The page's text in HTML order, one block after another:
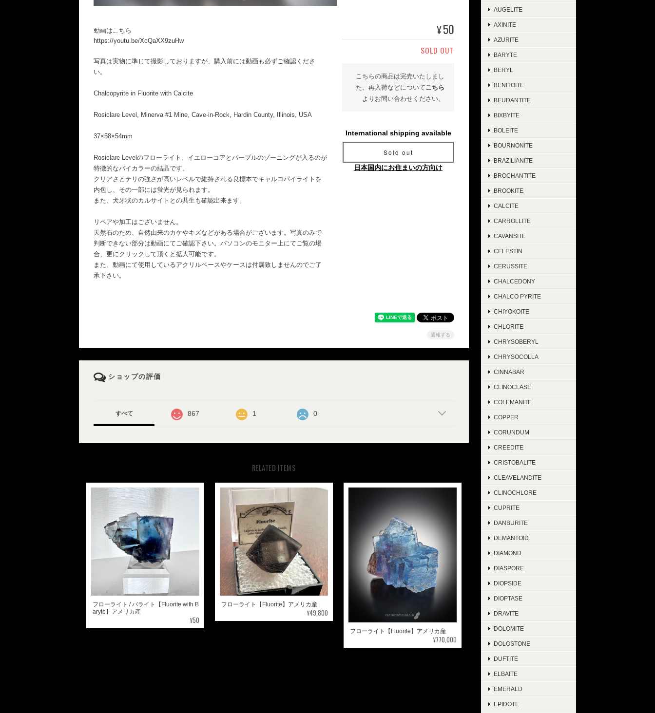
動画はこちら
https://youtu.be/XcQaXX9zuHw
写真は実物に準じて撮影しておりますが、購入前には動画も必ずご確認くださ
い。
Chalcopyrite in Fluorite with Calcite
Rosiclare Level, Minerva #1 Mine, Cave-in-Rock, Hardin County, Illinois, USA
37×58×54mm
Rosiclare Levelのフローライト、イエローコアとパープルのゾーニングが入るのが
特徴的なバイカラーの結晶です。
クリアさとテリの強さが高いレベルで維持される良標本でキャルコパイライトを
内包し、その一部には蛍光が見られます。
また、犬牙状のカルサイトとの共生も確認出来ます。
リペアや加工はございません。
天然石のため、自然由来のカケやキズなどがある場合がございます。写真のみで
判断できない部分は動画にてご確認下さい。パソコンのモニター上にてご覧の場
合、更にクリックして頂くと拡大可能です。
また、動画にて使用しているアクリルベースやケースは付属致しませんのでご了
承下さい。
¥50
SOLD OUT
こちらの商品は完売いたしまし
た。再入荷などについてこちら
よりお問い合わせください。
International shipping available
Sold out
日本国内にお住まいの方向け
通報する
ショップの評価
すべて 867 1 0
RELATED ITEMS
フローライト / バライト【Fluorite with B
aryte】アメリカ産
¥50
フローライト【Fluorite】アメリカ産
¥49,800
フローライト【Fluorite】アメリカ産
¥770,000
AUGELITE
AXINITE
AZURITE
BARYTE
BERYL
BENITOITE
BEUDANTITE
BIXBYITE
BOLEITE
BOURNONITE
BRAZILIANITE
BROCHANTITE
BROOKITE
CALCITE
CARROLLITE
CAVANSITE
CELESTIN
CERUSSITE
CHALCEDONY
CHALCO PYRITE
CHIYOKOITE
CHLORITE
CHRYSOBERYL
CHRYSOCOLLA
CINNABAR
CLINOCLASE
COLEMANITE
COPPER
CORUNDUM
CREEDITE
CRISTOBALITE
CLEAVELANDITE
CLINOCHLORE
CUPRITE
DANBURITE
DEMANTOID
DIAMOND
DIASPORE
DIOPSIDE
DIOPTASE
DRAVITE
DOLOMITE
DOLOSTONE
DUFTITE
ELBAITE
EMERALD
EPIDOTE